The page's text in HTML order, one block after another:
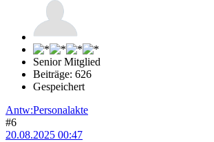
Senior Mitglied
Beiträge: 626
Gespeichert
Antw:Personalakte
#6
20.08.2025 00:47